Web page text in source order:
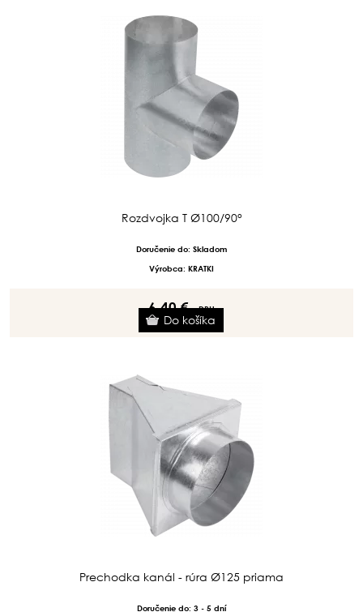
Rozdvojka T Ø100/90°
Doručenie do: Skladom
Výrobca: KRATKI
6.40 €s DPH
Prechodka kanál - rúra Ø125 priama
Doručenie do: 3 - 5 dní